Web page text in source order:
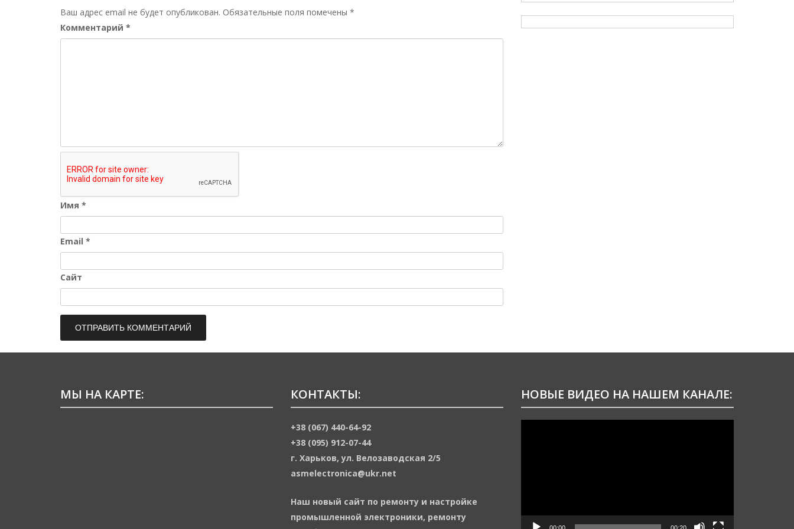
Ваш адрес email не будет опубликован. Обязательные поля помечены *
Комментарий *
Имя *
Email *
Сайт
МЫ НА КАРТЕ: КОНТАКТЫ:
+38 (067) 440-64-92
+38 (095) 912-07-44
г. Харьков, ул. Велозаводская 2/5
asmelectronica@ukr.net
Наш новый сайт по ремонту и настройке
промышленной электроники, ремонту
НОВЫЕ ВИДЕО НА НАШЕМ КАНАЛЕ: